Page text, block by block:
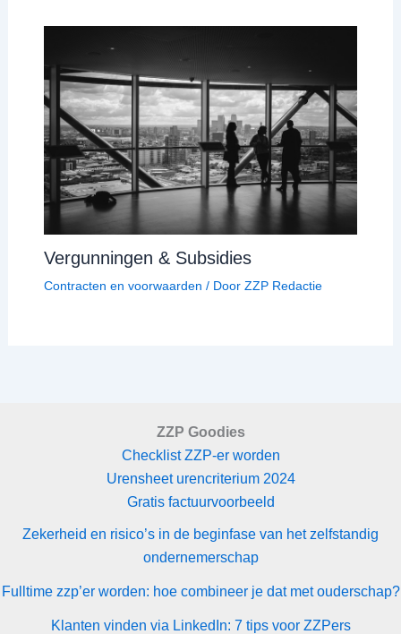
Vergunningen & Subsidies
Contracten en voorwaarden / Door ZZP Redactie
ZZP Goodies
Checklist ZZP-er worden
Urensheet urencriterium 2024
Gratis factuurvoorbeeld
Zekerheid en risico’s in de beginfase van het zelfstandig
ondernemerschap
Fulltime zzp’er worden: hoe combineer je dat met ouderschap?
Klanten vinden via LinkedIn: 7 tips voor ZZPers